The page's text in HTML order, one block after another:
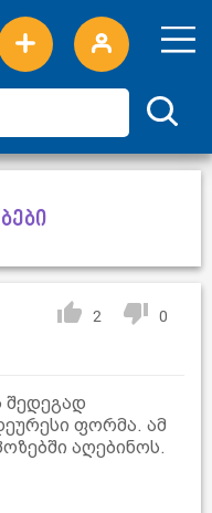
2 0
შედეგად
ფორმა. ამ
აღებინოს.